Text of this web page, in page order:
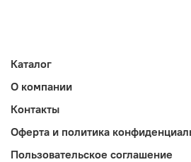
Каталог
О компании
Контакты
Оферта и политика
Пользовательское соглашение